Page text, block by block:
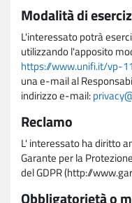
Modalità di
L'interessato potrà
utilizzando l'apposito
https://www.unifi.it/vp-
una e-mail al
indirizzo e-mail:
Reclamo
L' interessato ha diritto
Garante per la
del GDPR (http://
Obbligatorietà o